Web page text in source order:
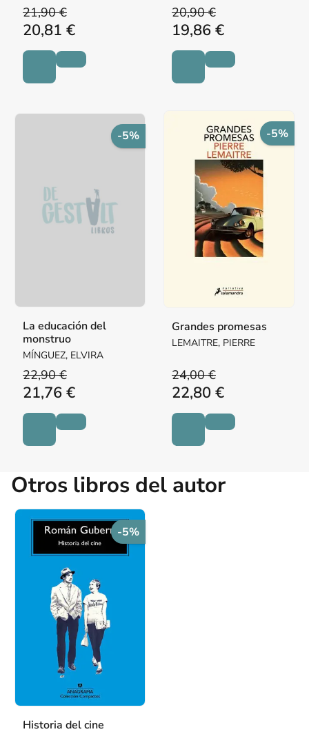
21,90 €
20,81 €
20,90 €
19,86 €
-5%
La educación del
monstruo
MÍNGUEZ, ELVIRA
22,90 €
21,76 €
-5%
Grandes promesas
LEMAITRE, PIERRE
24,00 €
22,80 €
Otros libros del autor
-5%
Historia del cine